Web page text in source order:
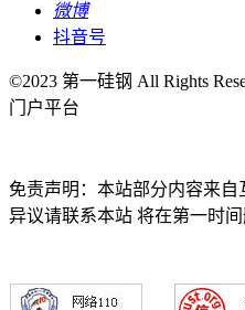
微博
抖音号
©2023 第一硅钢 All Rights
门户平台
免责声明：本站部分内容来
异议请联系本站 将在第一时